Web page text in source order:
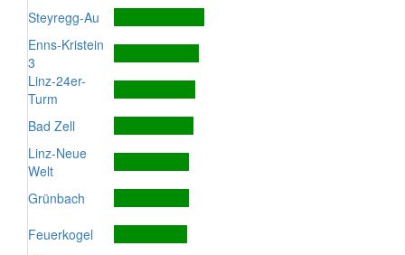
Steyregg-Au
Enns-Kristein
3
Linz-24er-
Turm
Bad Zell
Linz-Neue
Welt
Grünbach
Feuerkogel